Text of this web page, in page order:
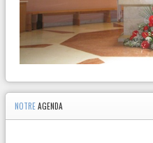
NOTREAGENDA